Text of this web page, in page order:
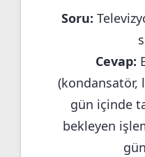
Soru:
Cevap:
(kondansatör,
gün içinde
bekleyen